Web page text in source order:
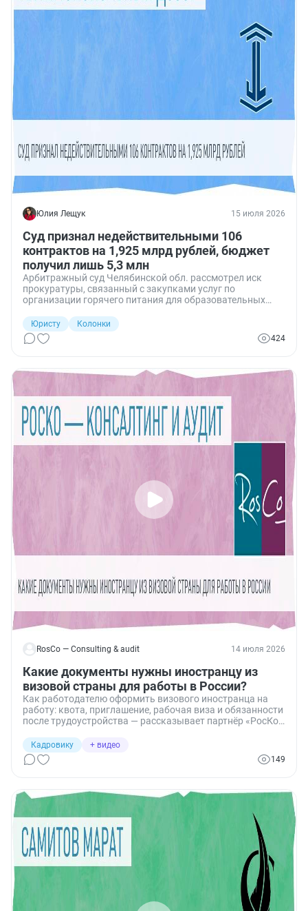
Юлия Лещук 15 июля 2026
Суд признал недействительными 106
контрактов на 1,925 млрд рублей, бюджет
получил лишь 5,3 млн
Арбитражный суд Челябинской обл. рассмотрел иск
прокуратуры, связанный с закупками услуг по
организации горячего питания для образовательных
Юристу
Колонки
424
RosCo — Consulting & audit 14 июля 2026
Какие документы нужны иностранцу из
визовой страны для работы в России?
Как работодателю оформить визового иностранца на
работу: квота, приглашение, рабочая виза и обязанности
после трудоустройства — рассказывает партнёр «РосКо»
Кадровику
+ видео
149